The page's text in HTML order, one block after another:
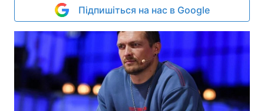
Підпишіться на нас в Google